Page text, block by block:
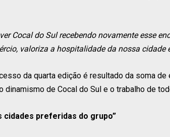
Cocal do Sul recebendo novamente esse
valoriza a hospitalidade da nossa cidade
da quarta edição é resultado da soma
dinamismo de Cocal do Sul e o trabalho de
cidades preferidas do grupo”